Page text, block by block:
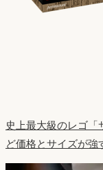
史上最大級のレゴ「
ど価格とサイズが強